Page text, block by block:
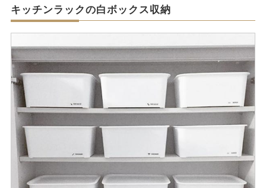
キッチンラックの白ボックス収納